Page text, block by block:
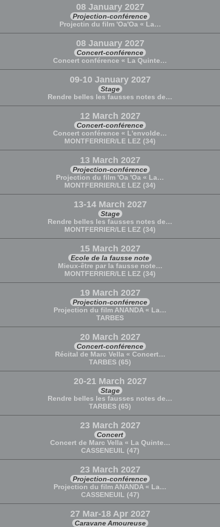
08 January 2027
Projection-conférence
Projectin du film 'Oa'Oa « La…
08 January 2027
Concert-conférence
Concert conférence « La Quinte…
09-10 January 2027
Stage
Rendre belles les fausses notes de…
12 March 2027
Concert-conférence
Concert conférence « L'envolde…
MONTFERRIER/LE LEZ (34)
13 March 2027
Projection-conférence
Projection du film 'Oa 'Oa « La…
MONTFERRIER/LE LEZ (34)
13-14 March 2027
Stage
Rendre belles les fausses notes de…
MONTFERRIER/LE LEZ (34)
15 March 2027
Ecole de la fausse note
Mieux-être par la fausse note…
MONTFERRIER/LE LEZ (34)
19 March 2027
Projection-conférence
Projection du film ANANDA « La…
TARBES
20 March 2027
Concert-conférence
Récital de Marc Vella « Concert…
TARBES (65)
20-21 March 2027
Stage
Rendre belles les fausses notes de…
TARBES (65)
23 March 2027
Concert
Concert de Marc Vella « La Quinte…
CASSENEUIL (47)
23 March 2027
Projection-conférence
Projection du film ANANDA « La…
CASSENEUIL (47)
27 Mar-18 Apr 2027
Caravane Amoureuse